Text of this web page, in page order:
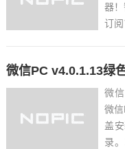
器
订
只
微信PC v4.0.1.13绿
微
微
盖
录